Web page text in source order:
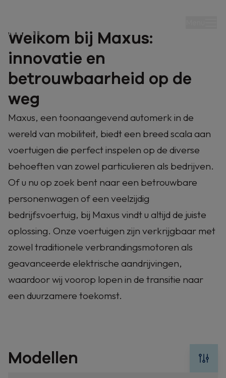
DELIVER 7
Ontdek hem nu
Welkom bij Maxus:
innovatie en
betrouwbaarheid op de
weg
Maxus, een toonaangevend automerk in de
wereld van mobiliteit, biedt een breed scala aan
voertuigen die perfect inspelen op de diverse
behoeften van zowel particulieren als bedrijven.
Of u nu op zoek bent naar een betrouwbare
personenwagen of een veelzijdig
bedrijfsvoertuig, bij Maxus vindt u altijd de juiste
oplossing. Onze voertuigen zijn verkrijgbaar met
zowel traditionele verbrandingsmotoren als
geavanceerde elektrische aandrijvingen,
waardoor wij voorop lopen in de transitie naar
een duurzamere toekomst.
Modellen